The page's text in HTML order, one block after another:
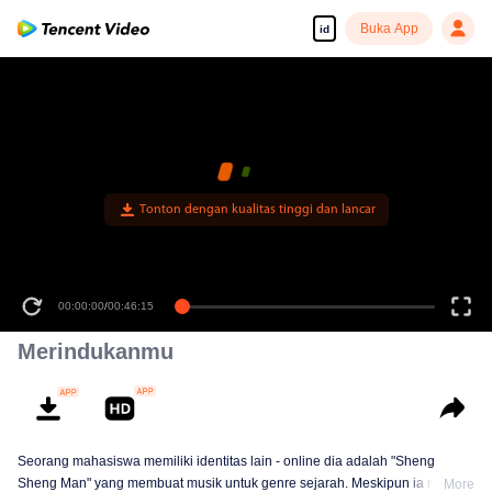
id Buka App
Tonton dengan kualitas tinggi dan lancar
00:00:00/00:46:15
Merindukanmu
Seorang mahasiswa memiliki identitas lain - online dia adalah "Sheng
Sheng Man" yang membuat musik untuk genre sejarah. Meskipun ia masihMore